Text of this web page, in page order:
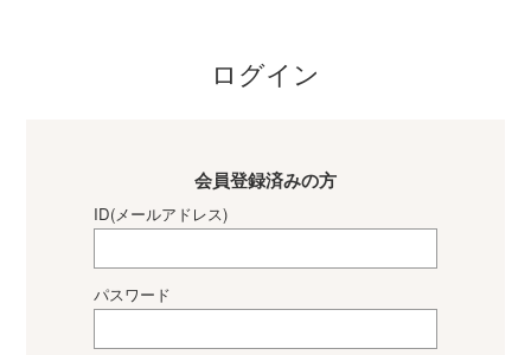
ログイン
会員登録済みの方
ID(メールアドレス)
パスワード